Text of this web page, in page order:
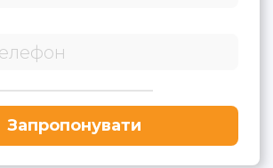
Запропонувати